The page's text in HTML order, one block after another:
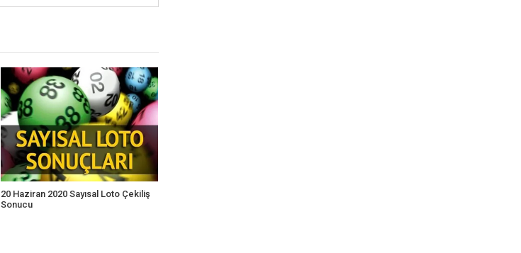
20 Haziran 2020 Sayısal Loto Çekiliş
Sonucu